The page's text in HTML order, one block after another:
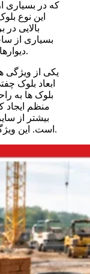
که در بسیاری
این نوع
بالایی
بسیاری از
دیوارهای باربر از این نوع بلوک استفاده می شود.
یکی از ویژگی
ابعاد بلوک
بلوک ها به
منظم ایجاد
بیشتر از
است. این ویژگی باعث افزایش استحکام دیوار می شود.